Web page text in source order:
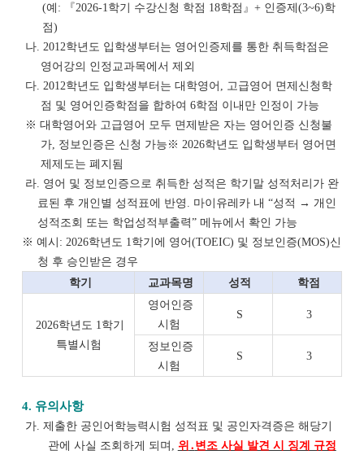
(예: 『2026-1학기 수강신청 학점 18학점』+ 인증제(3~6)학
점)
나. 2012학년도 입학생부터는 영어인증제를 통한 취득학점은
영어강의 인정교과목에서 제외
다. 2012학년도 입학생부터는 대학영어, 고급영어 면제신청학
점 및 영어인증학점을 합하여 6학점 이내만 인정이 가능
※ 대학영어와 고급영어 모두 면제받은 자는 영어인증 신청불
가, 정보인증은 신청 가능※ 2026학년도 입학생부터 영어면
제제도는 폐지됨
라. 영어 및 정보인증으로 취득한 성적은 학기말 성적처리가 완
료된 후 개인별 성적표에 반영. 마이유레카 내 “성적 → 개인
성적조회 또는 학업성적부출력” 메뉴에서 확인 가능
※ 예시: 2026학년도 1학기에 영어(TOEIC) 및 정보인증(MOS)신
청 후 승인받은 경우
학기
교과목명 성적 학점
2026학년도 1학기
특별시험
영어인증
시험
S 3
정보인증
시험
S 3
4. 유의사항
가. 제출한 공인어학능력시험 성적표 및 공인자격증은 해당기
관에 사실 조회하게 되며, 위 ․ 변조 사실 발견 시 징계 규정